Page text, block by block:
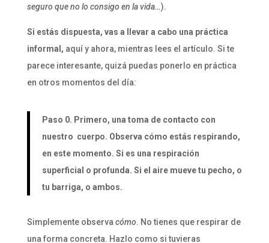
seguro que no lo consigo en la vida…).
Si estás dispuesta, vas a llevar a cabo una práctica
informal, aquí y ahora, mientras lees el artículo. Si te
parece interesante, quizá puedas ponerlo en práctica
en otros momentos del día:
Paso 0. Primero, una toma de contacto con
nuestro cuerpo. Observa cómo estás respirando,
en este momento. Si es una respiración
superficial o profunda. Si el aire mueve tu pecho, o
tu barriga, o ambos.
Simplemente observa cómo. No tienes que respirar de
una forma concreta. Hazlo como si tuvieras